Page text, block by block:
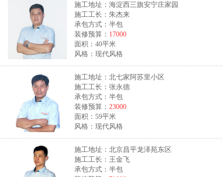
施工地址：海淀西三旗安宁庄家园
施工工长：朱杰来
承包方式：半包
装修预算： 17000
面积：40平米
风格：现代风格
施工地址：北七家阿苏里小区
施工工长：张永德
承包方式：半包
装修预算： 23000
面积：59平米
风格：现代风格
施工地址：北京昌平龙泽苑东区
施工工长：王金飞
承包方式：半包